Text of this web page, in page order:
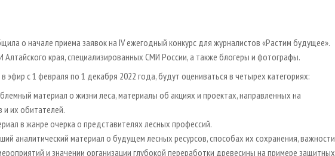
о начале приема заявок на IV ежегодный конкурс для журналистов «Растим будущее».
Алтайского края, специализированных СМИ России, а также блогеры и фотографы.
с 1 февраля по 1 декабря 2022 года, будут оцениваться в четырех категориях:
материал о жизни леса, материалы об акциях и проектах, направленных на
и их обитателей.
в жанре очерка о представителях лесных профессий.
аналитический материал о будущем лесных ресурсов, способах их сохранения, важности
и значении организации глубокой переработки древесины на примере защитных